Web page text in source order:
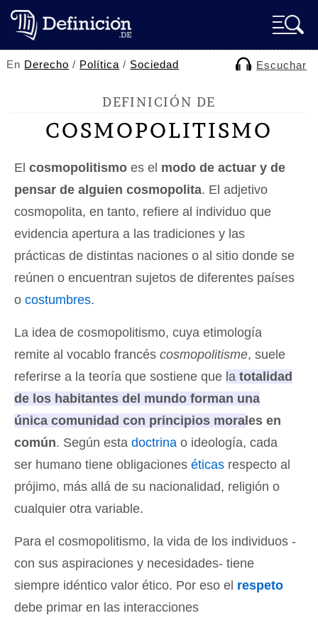
En Derecho / Política / Sociedad Escuchar
DEFINICIÓN DE
COSMOPOLITISMO
El cosmopolitismo es el modo de actuar y de
pensar de alguien cosmopolita. El adjetivo
cosmopolita, en tanto, refiere al individuo que
evidencia apertura a las tradiciones y las
prácticas de distintas naciones o al sitio donde se
reúnen o encuentran sujetos de diferentes países
o costumbres.
La idea de cosmopolitismo, cuya etimología
remite al vocablo francés cosmopolitisme, suele
referirse a la teoría que sostiene que la totalidad
de los habitantes del mundo forman una
única comunidad con principios morales en
común. Según esta doctrina o ideología, cada
ser humano tiene obligaciones éticas respecto al
prójimo, más allá de su nacionalidad, religión o
cualquier otra variable.
Para el cosmopolitismo, la vida de los individuos -
con sus aspiraciones y necesidades- tiene
siempre idéntico valor ético. Por eso el respeto
debe primar en las interacciones